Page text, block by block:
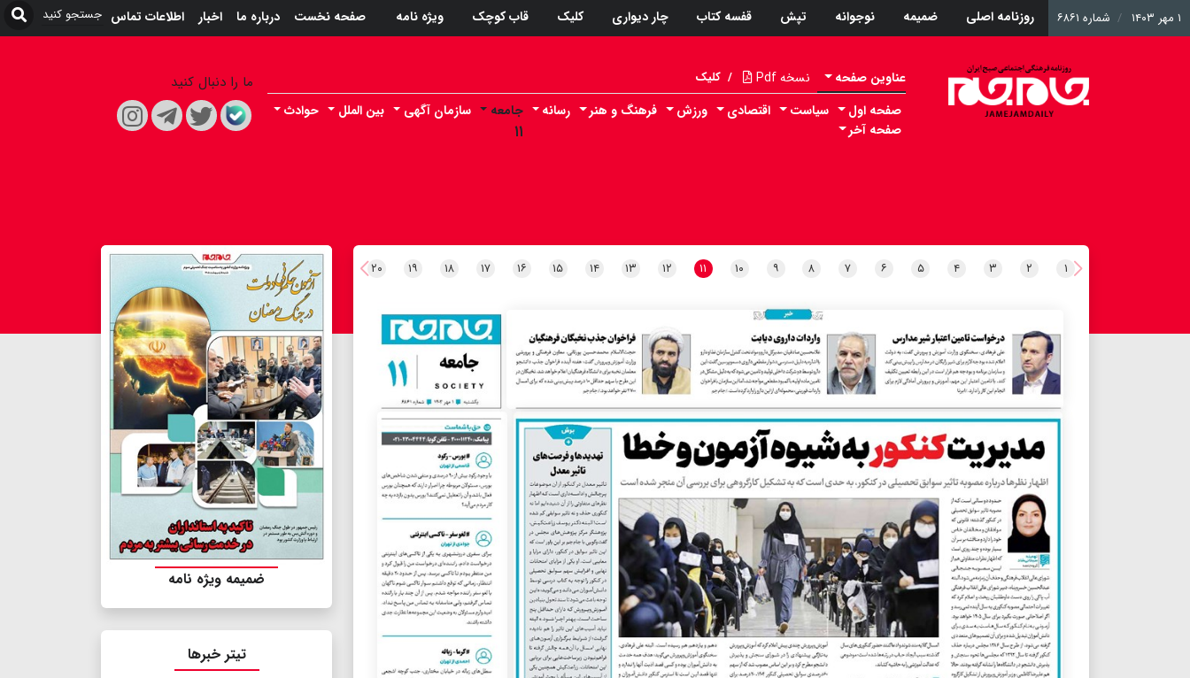
۱ مهر ۱۴۰۳ شماره ۶۸۶۱ روزنامه اصلی ضمیمه نوجوانه تپش قفسه کتاب چار دیواری کلیک قاب کوچک ویژه نامه صفحه نخست درباره ما اخبار اطلاعات تماس
عناوین صفحه نسخه Pdf / کلیک
صفحه اول سیاست اقتصادی ورزش فرهنگ و هنر رسانه جامعه
۱۱
سازمان آگهی بین الملل
حوادث
صفحه آخر
ما را دنبال کنید
۱ ۲ ۳ ۴ ۵ ۶ ۷ ۸ ۹ ۱۰ ۱۱ ۱۲ ۱۳ ۱۴ ۱۵ ۱۶ ۱۷ ۱۸ ۱۹ ۲۰
ضمیمه ویژه نامه
تیتر خبرها